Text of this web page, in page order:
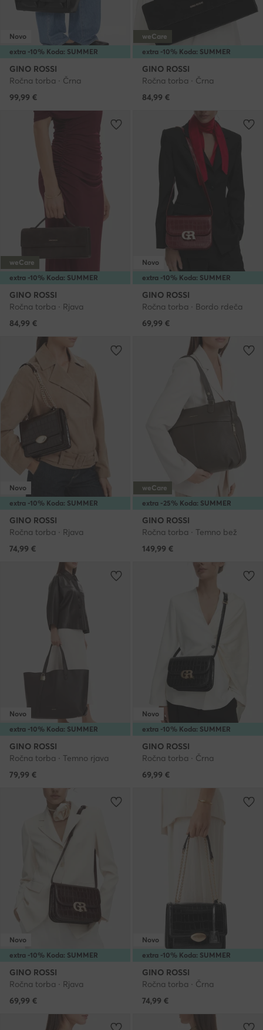
extra -10% Koda: SUMMER
Novo
GINO ROSSI
Ročna torba · Črna
99,99 €
extra -10% Koda: SUMMER
weCare
GINO ROSSI
Ročna torba · Črna
84,99 €
extra -10% Koda: SUMMER
weCare
GINO ROSSI
Ročna torba · Rjava
84,99 €
extra -10% Koda: SUMMER
Novo
GINO ROSSI
Ročna torba · Bordo rdeča
69,99 €
extra -10% Koda: SUMMER
Novo
GINO ROSSI
Ročna torba · Rjava
74,99 €
extra -25% Koda: SUMMER
weCare
GINO ROSSI
Ročna torba · Temno bež
149,99 €
extra -10% Koda: SUMMER
Novo
GINO ROSSI
Ročna torba · Temno rjava
79,99 €
extra -10% Koda: SUMMER
Novo
GINO ROSSI
Ročna torba · Črna
69,99 €
extra -10% Koda: SUMMER
Novo
GINO ROSSI
Ročna torba · Rjava
69,99 €
extra -10% Koda: SUMMER
Novo
GINO ROSSI
Ročna torba · Črna
74,99 €